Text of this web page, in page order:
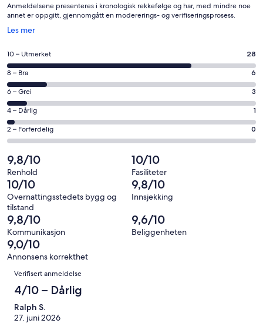
Anmeldelsene presenteres i kronologisk rekkefølge og har, med mindre noe
annet er oppgitt, gjennomgått en modererings- og verifiseringsprosess.
Les mer
Åpnes
et
nytt
vindu
Rangering
på
10
−
Utmerket.
28
av
totalt
38
anmeldelser.
10 – Utmerket 28
Rangering
på
8
−
Bra.
6
totalt
38
anmeldelser.
8 – Bra 6
Rangering
på
6
−
Grei.
3
av
totalt
38
anmeldelser.
6 – Grei 3
Rangering
på
4
Dårlig.
1
av
totalt
38
anmeldelser.
4 – Dårlig 1
Rangering
på
2
−
Forferdelig.
0
av
totalt
38
anmeldelser.
2 – Forferdelig 0
9,8/10
Renhold
10/10
Fasiliteter
10/10
Overnattingsstedets bygg og
tilstand
9,8/10
Innsjekking
9,8/10
Kommunikasjon
9,6/10
Beliggenheten
9,0/10
Annonsens korrekthet
Anmeldelser
Verifisert anmeldelse
4/10 – Dårlig
Ralph S.
27. juni 2026